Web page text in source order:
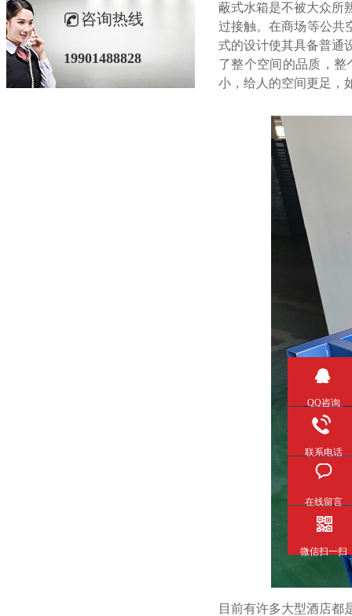
蔽式水箱是不被大众所熟
过接触。在商场等公
式的设计使其具备普通设
了整个空间的品质，
小，给人的空间更足
目前有许多大型酒店都是
咨询热线
19901488828
QQ咨询
联系电话
在线留言
微信扫一扫